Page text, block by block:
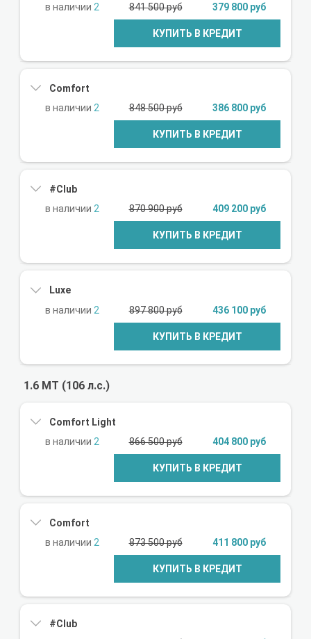
2
841 500 руб 379 800 руб
КУПИТЬ В КРЕДИТ
Comfort
2
848 500 руб 386 800 руб
КУПИТЬ В КРЕДИТ
#Club
2
870 900 руб 409 200 руб
КУПИТЬ В КРЕДИТ
Luxe
2
897 800 руб 436 100 руб
КУПИТЬ В КРЕДИТ
1.6 МТ (106 л.с.)
Comfort Light
2
866 500 руб 404 800 руб
КУПИТЬ В КРЕДИТ
Comfort
2
873 500 руб 411 800 руб
КУПИТЬ В КРЕДИТ
#Club